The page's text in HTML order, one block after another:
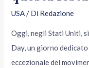
USA/ Di Redazione
Oggi, negli Stati Uniti,
Day, un giorno
eccezionale del